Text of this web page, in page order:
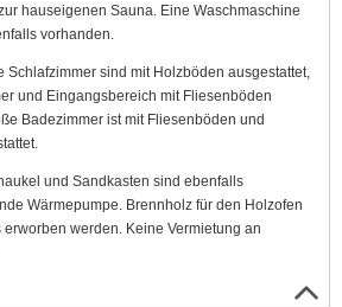
hauseigenen Sauna. Eine Waschmaschine
vorhanden.
Schlafzimmer sind mit Holzböden ausgestattet,
und Eingangsbereich mit Fliesenböden
Badezimmer ist mit Fliesenböden und
und Sandkasten sind ebenfalls
Wärmepumpe. Brennholz für den Holzofen
werden. Keine Vermietung an